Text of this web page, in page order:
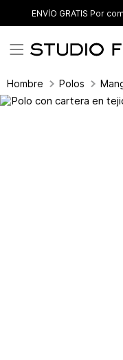
ENVÍO GRATIS Por
Hombre Polos